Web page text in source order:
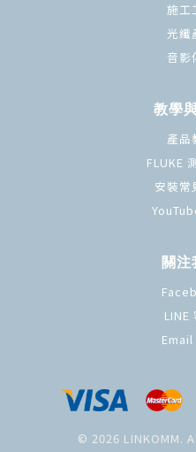
施工
光纖
音影
教學
產品
FLUKE
安裝常
關注
LINE
© 2026 LINKOMM.